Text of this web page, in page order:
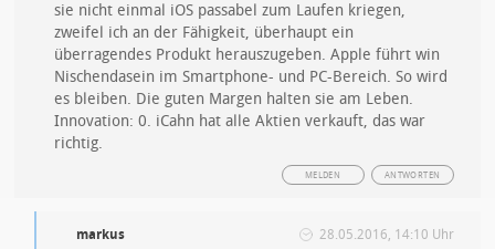
sie nicht einmal iOS passabel zum Laufen kriegen,
zweifel ich an der Fähigkeit, überhaupt ein
überragendes Produkt herauszugeben. Apple führt win
Nischendasein im Smartphone- und PC-Bereich. So wird
es bleiben. Die guten Margen halten sie am Leben.
Innovation: 0. iCahn hat alle Aktien verkauft, das war
richtig.
ANTWORTEN
MELDEN
markus 28.05.2016, 14:10 Uhr